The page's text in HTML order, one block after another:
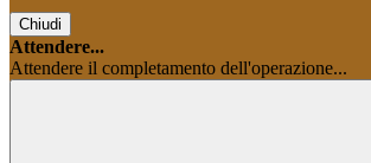
Chiudi
Attendere...
Attendere il completamento dell'operazione...